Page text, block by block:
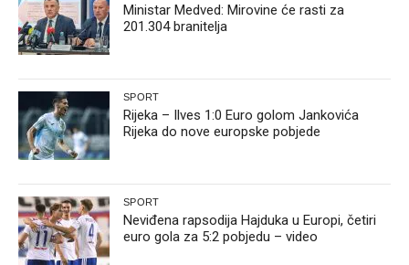
Ministar Medved: Mirovine će rasti za
201.304 branitelja
SPORT
Rijeka – Ilves 1:0 Euro golom Jankovića
Rijeka do nove europske pobjede
SPORT
Neviđena rapsodija Hajduka u Europi, četiri
euro gola za 5:2 pobjedu – video